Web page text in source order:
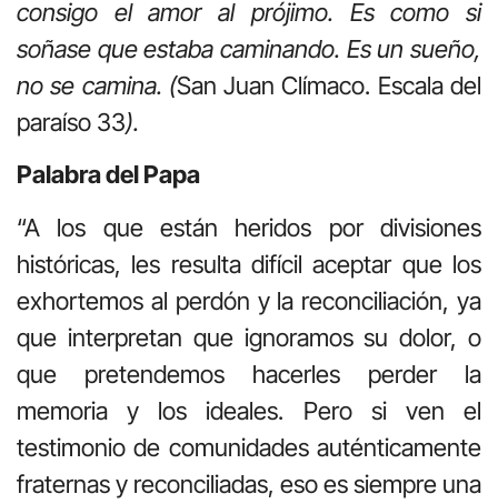
consigo el amor al prójimo. Es como si
soñase que estaba caminando. Es un sueño,
no se camina. (San Juan Clímaco. Escala del
paraíso 33).
Palabra del Papa
“A los que están heridos por divisiones
históricas, les resulta difícil aceptar que los
exhortemos al perdón y la reconciliación, ya
que interpretan que ignoramos su dolor, o
que pretendemos hacerles perder la
memoria y los ideales. Pero si ven el
testimonio de comunidades auténticamente
fraternas y reconciliadas, eso es siempre una